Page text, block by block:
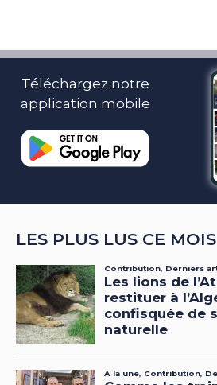
Téléchargez notre
application mobile
LES PLUS LUS CE MOIS